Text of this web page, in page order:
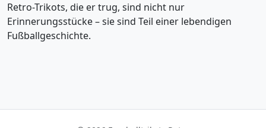
Retro-Trikots, die er trug, sind nicht nur
Erinnerungsstücke – sie sind Teil einer lebendigen
Fußballgeschichte.